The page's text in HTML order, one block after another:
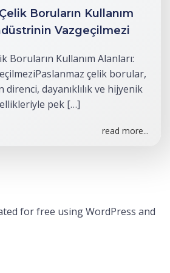
Boruların Kullanım
Vazgeçilmezi
Boruların Kullanım Alanları:
çelik borular,
dayanıklılık ve hijyenik
pek […]
read more...
for free using WordPress and